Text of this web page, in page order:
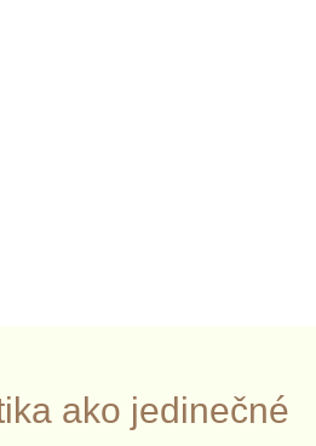
ako jedinečné